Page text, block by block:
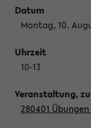
Montag, 10.
10-13
280401